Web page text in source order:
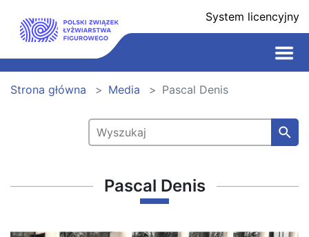
System licencyjny
Strona główna Media Pascal Denis
Pascal Denis